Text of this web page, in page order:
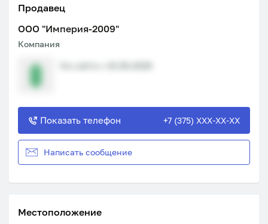
Продавец
ООО "Империя-2009"
Компания
Показать телефон +7 (375) XXX-XX-XX
Написать сообщение
Местоположение